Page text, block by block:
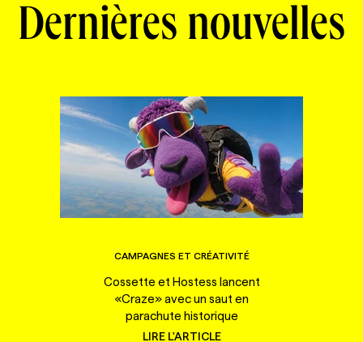
Dernières nouvelles
CAMPAGNES ET CRÉATIVITÉ
Cossette et Hostess lancent
«Craze» avec un saut en
parachute historique
LIRE L'ARTICLE